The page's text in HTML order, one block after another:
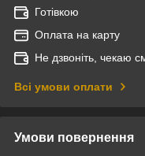
Готівкою
Оплата на карту
Не дзвоніть, чекаю
Всі умови оплати
Умови повернення